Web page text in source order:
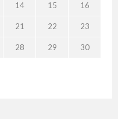
14 15 16
21 22 23
28 29 30